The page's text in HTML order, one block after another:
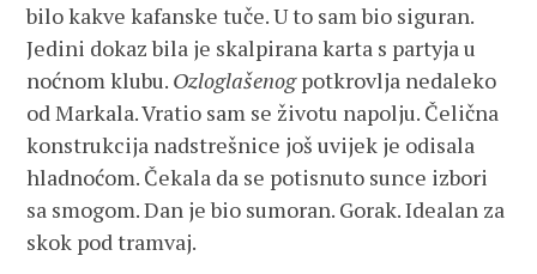
bilo kakve kafanske tuče. U to sam bio siguran.
Jedini dokaz bila je skalpirana karta s partyja u
noćnom klubu. Ozloglašenogpotkrovlja nedaleko
od Markala. Vratio sam se životu napolju. Čelična
konstrukcija nadstrešnice još uvijek je odisala
hladnoćom. Čekala da se potisnuto sunce izbori
sa smogom. Dan je bio sumoran. Gorak. Idealan za
skok pod tramvaj.